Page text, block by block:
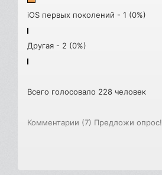
iOS первых поколений - 1 (0%)
Другая - 2 (0%)
Всего голосовало 228 человек
Комментарии (7) Предложи опрос!